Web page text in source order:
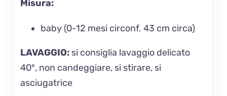
Misura:
baby (0-12 mesi circonf. 43 cm circa)
LAVAGGIO:si consiglia lavaggio delicato
40°, non candeggiare, si stirare, si
asciugatrice